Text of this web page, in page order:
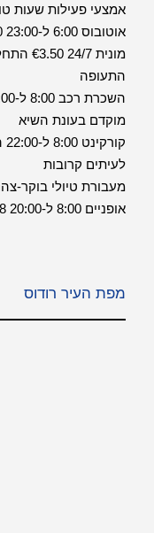
אמצעי פעילות שעות
אוטובוס 6:00 ל-23:00 €1.50 – €7.50 צפוף בקיץ
התעופה
מוקדם בעונת השיא
לעיתים קרובות
מעבורת טיולי בוקר-צהריים €15 – €50 לוח
אופניים 8:00 ל-20:00 €8 – €35/יום מתאים לטיולים מקומיים
מפת העיר רודוס